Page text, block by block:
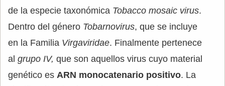
de la especie taxonómica Tobacco mosaic virus.
Dentro del género Tobarnovirus, que se incluye
en la Familia Virgaviridae. Finalmente pertenece
al grupo IV, que son aquellos virus cuyo material
genético es ARN monocatenario positivo. La